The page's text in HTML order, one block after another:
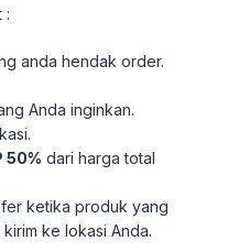
:
anda hendak order.
Anda inginkan.
50% dari harga total
ketika produk yang
ke lokasi Anda.